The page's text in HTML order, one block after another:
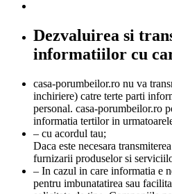
Dezvaluirea si
informatiilor cu
casa-porumbeilor.ro nu va
inchiriere) catre terte parti
personal. casa-porumbeilor.ro
informatia tertilor in
– cu acordul tau;
Daca este necesara
furnizarii produselor si
– In cazul in care informatia e
pentru imbunatatirea sau